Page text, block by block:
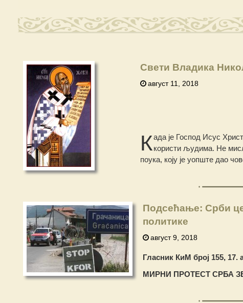
Свети Владика
август 11, 2018
Када је Господ Исус
користи људима. Не
поука, коју је уопште дао
Подсећање: Срби
политике
август 9, 2018
Гласник КиМ број 155, 17.
МИРНИ ПРОТЕСТ СРБА